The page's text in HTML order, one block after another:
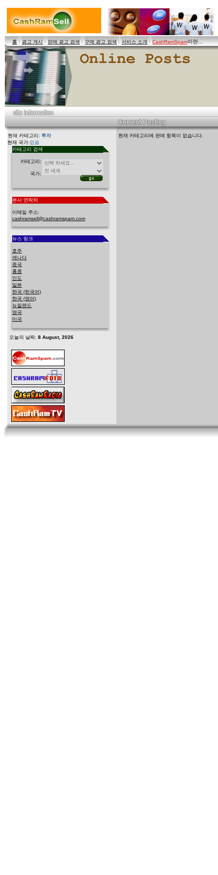
홈 광고 게시 판매 광고 검색 구매 광고 검색 서비스 소개 CashRamSpam이란...
현재 카테고리: 투자
현재 국가:없음
카테고리 검색
카테고리:
국가:
본사 연락처
이메일 주소:
cashramsell@cashramspam.com
뉴스 링크
호주
캐나다
중국
홍콩
인도
일본
한국 (한국어)
한국 (영어)
뉴질랜드
영국
미국
오늘의 날짜: 8 August, 2026
현재 카테고리에 판매 항목이 없습니다.